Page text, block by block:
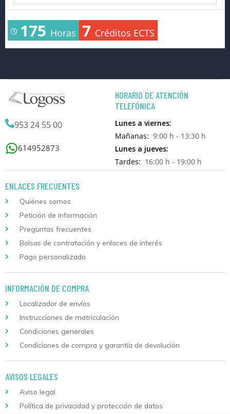
175 Horas 7 Créditos ECTS
953 24 55 00
614952873
HORARIO DE ATENCIÓN
TELEFÓNICA
Lunes a viernes:
Mañanas: 9:00 h - 13:30 h
Lunes a jueves:
Tardes: 16:00 h - 19:00 h
ENLACES FRECUENTES
Quiénes somos
Petición de información
Preguntas frecuentes
Bolsas de contratación y enlaces de interés
Pago personalizado
INFORMACIÓN DE COMPRA
Localizador de envíos
Instrucciones de matriculación
Condiciones generales
Condiciones de compra y garantía de devolución
AVISOS LEGALES
Aviso legal
Política de privacidad y protección de datos